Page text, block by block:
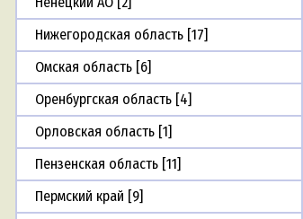
Нижегородская область [17]
Омская область [6]
Оренбургская область [4]
Орловская область [1]
Пензенская область [11]
Пермский край [9]